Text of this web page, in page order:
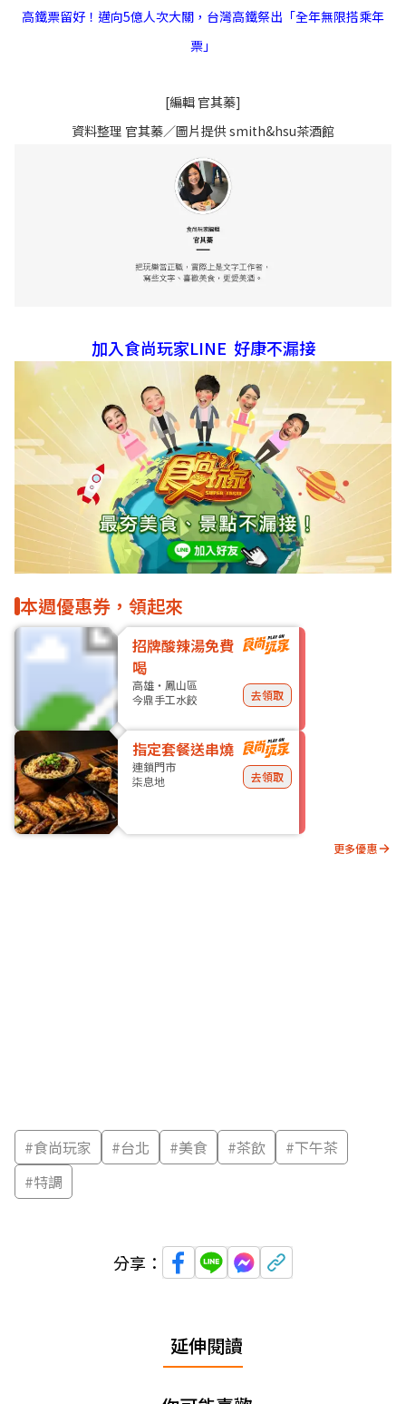
高鐵票留好！邁向5億人次大關，台灣高鐵祭出「全年無限搭乘年
票」
[編輯 官其蓁]
資料整理 官其蓁／圖片提供 smith&hsu茶酒館
加入食尚玩家LINE 好康不漏接
本週優惠券，領起來
招牌酸辣湯免費
喝
高雄・鳳山區
今鼎手工水餃
去領取
指定套餐送串燒
連鎖門市
柒息地
去領取
更多優惠
#食尚玩家 #台北 #美食 #茶飲 #下午茶
#特調
分享：
延伸閱讀